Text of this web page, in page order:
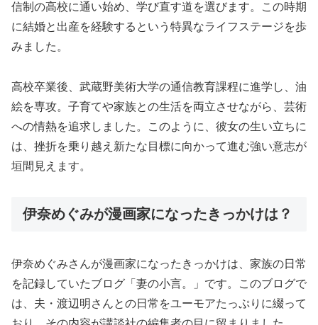
信制の高校に通い始め、学び直す道を選びます。この時期
に結婚と出産を経験するという特異なライフステージを歩
みました。
高校卒業後、武蔵野美術大学の通信教育課程に進学し、油
絵を専攻。子育てや家族との生活を両立させながら、芸術
への情熱を追求しました。このように、彼女の生い立ちに
は、挫折を乗り越え新たな目標に向かって進む強い意志が
垣間見えます。
伊奈めぐみが漫画家になったきっかけは？
伊奈めぐみさんが漫画家になったきっかけは、家族の日常
を記録していたブログ「妻の小言。」です。このブログで
は、夫・渡辺明さんとの日常をユーモアたっぷりに綴って